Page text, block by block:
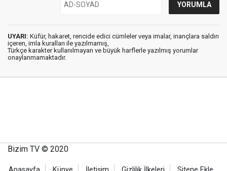
UYARI: Küfür, hakaret, rencide edici cümleler veya imalar, inançlara saldırı
içeren, imla kuralları ile yazılmamış,
Türkçe karakter kullanılmayan ve büyük harflerle yazılmış yorumlar
onaylanmamaktadır.
Bizim TV © 2020